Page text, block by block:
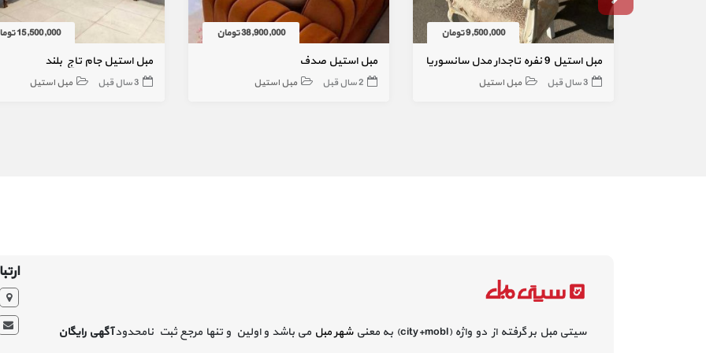
9,500,000 تومان
مبل استیل 9 نفره تاجدار مدل سانسوریا
3 سال قبل مبل استیل
38,900,000 تومان
مبل استیل صدف
2 سال قبل مبل استیل
15,500,000 تومان
مبل استیل جام تاج بلند
3 سال قبل مبل استیل
سیتی مبل بر گرفته از دو واژه (city+mobl) به معنی شهر مبل می باشد و اولین و تنها مرجع ثبت نامحدودآگهی رایگان